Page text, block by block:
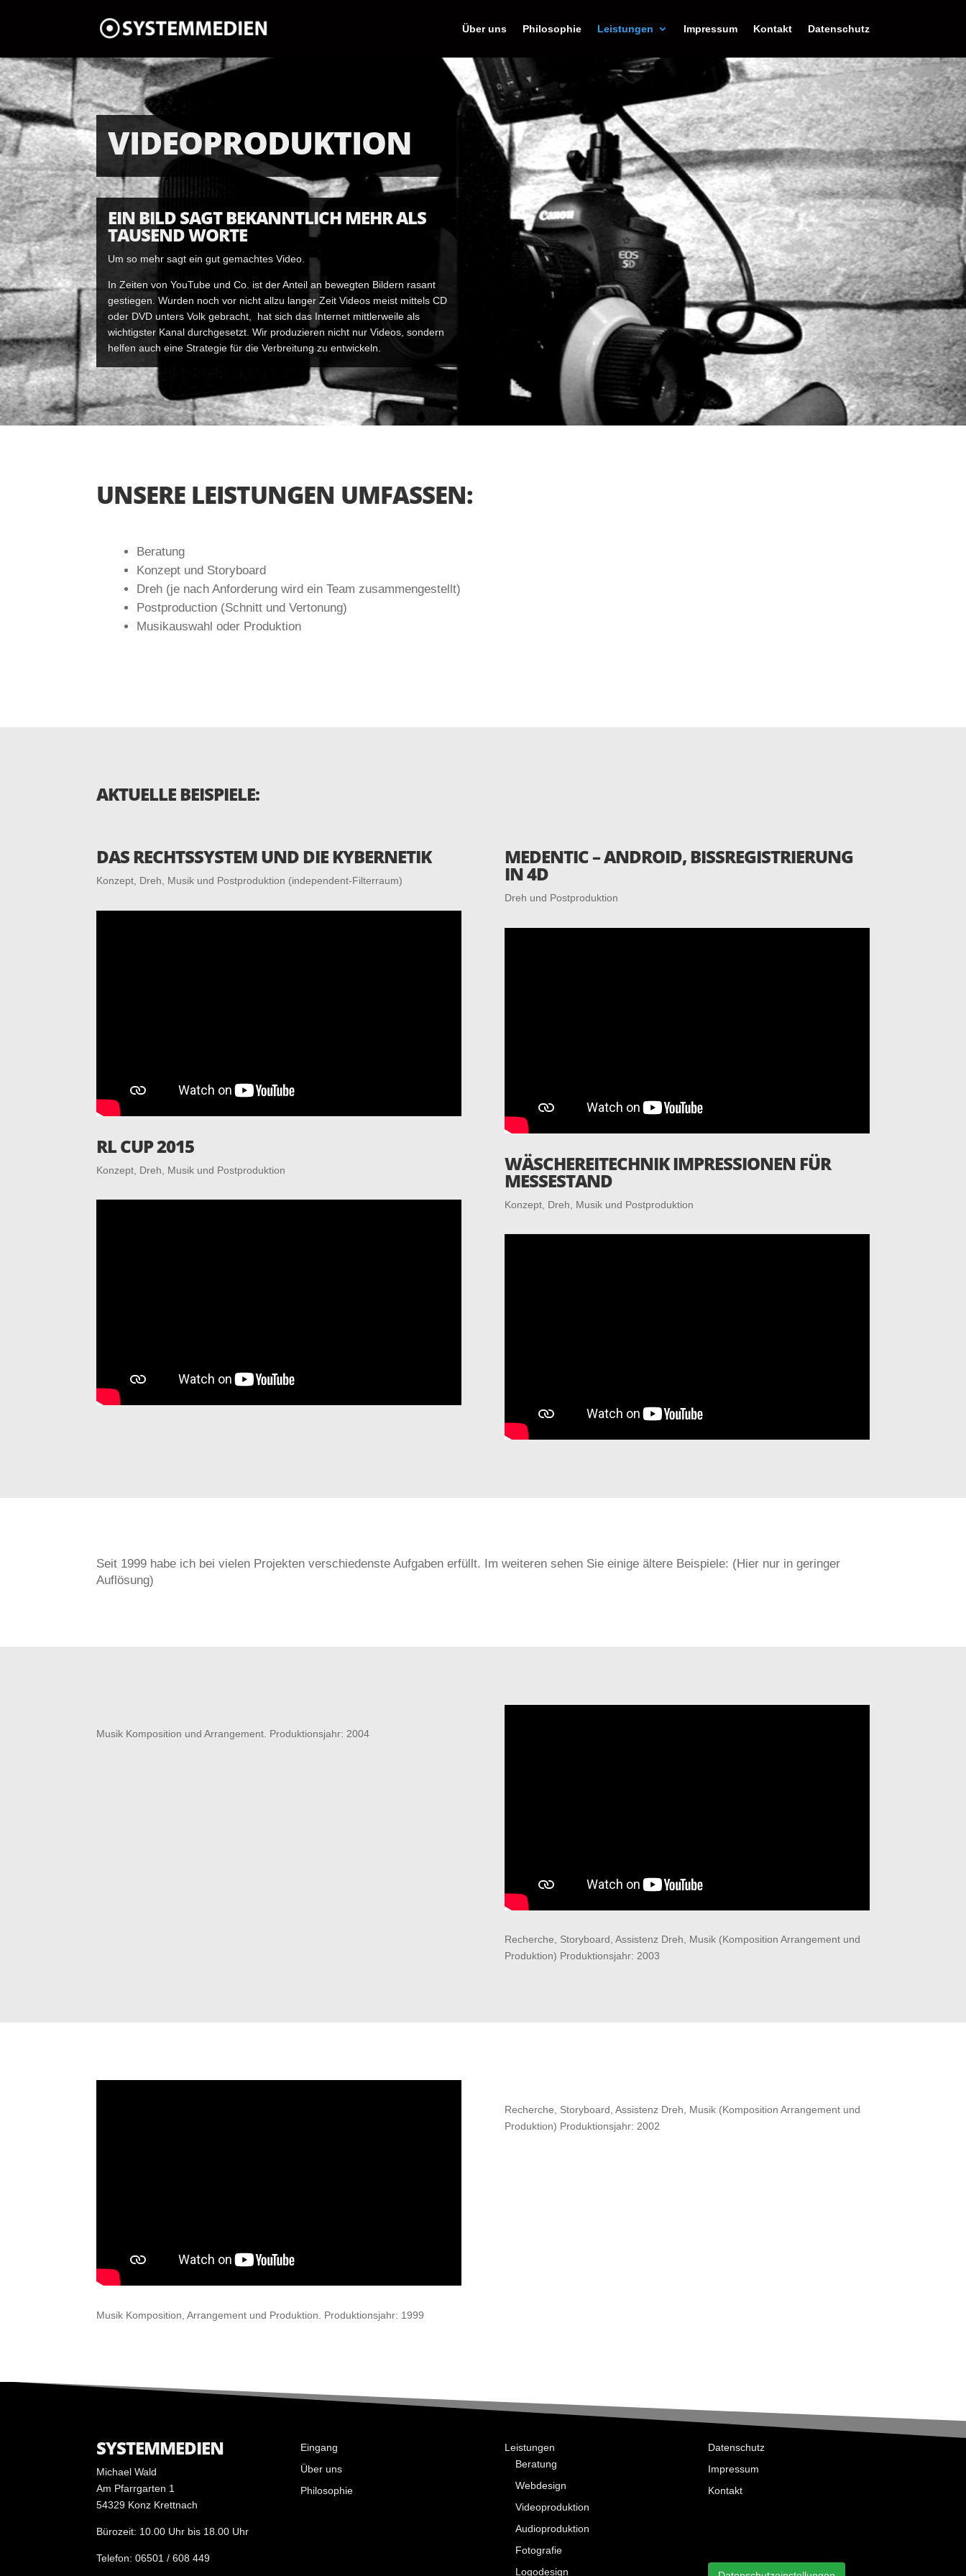
Über uns Philosophie Leistungen Impressum Kontakt Datenschutz
VIDEOPRODUKTION
EIN BILD SAGT BEKANNTLICH MEHR ALS
TAUSEND WORTE
Um so mehr sagt ein gut gemachtes Video.
In Zeiten von YouTube und Co. ist der Anteil an bewegten Bildern rasant
gestiegen. Wurden noch vor nicht allzu langer Zeit Videos meist mittels CD
oder DVD unters Volk gebracht, hat sich das Internet mittlerweile als
wichtigster Kanal durchgesetzt. Wir produzieren nicht nur Videos, sondern
helfen auch eine Strategie für die Verbreitung zu entwickeln.
UNSERE LEISTUNGEN UMFASSEN:
Beratung
Konzept und Storyboard
Dreh (je nach Anforderung wird ein Team zusammengestellt)
Postproduction (Schnitt und Vertonung)
Musikauswahl oder Produktion
AKTUELLE BEISPIELE:
DAS RECHTSSYSTEM UND DIE KYBERNETIK
Kon­zept, Dreh, Musik und Postproduktion (independent-Filterraum)
RL CUP 2015
Kon­zept, Dreh, Musik und Postproduktion
MEDENTIC – ANDROID, BISSREGISTRIERUNG
IN 4D
Dreh und Postproduktion
WÄSCHE­REI­TECH­NIK IMPRES­SIO­NEN FÜR
MESSESTAND
Kon­zept, Dreh, Musik und Postproduktion
Seit 1999 habe ich bei vie­len Pro­jek­ten ver­schie­denste Auf­ga­ben erfüllt. Im weiteren sehen Sie einige ältere Beispiele: (Hier nur in geringer
Auflösung)
Musik Kom­po­si­tion und Arran­ge­ment. Produktionsjahr: 2004
Recher­che, Sto­ry­board, Assis­tenz Dreh, Musik (Kom­po­si­tion Arran­ge­ment und
Produktion) Produktionsjahr: 2003
Musik Kom­po­si­tion, Arran­ge­ment und Produktion. Pro­duk­ti­ons­jahr: 1999
Recher­che, Sto­ry­board, Assis­tenz Dreh, Musik (Kom­po­si­tion Arran­ge­ment und
Produktion) Produktionsjahr: 2002
SYSTEMMEDIEN
Michael Wald
Am Pfarrgarten 1
54329 Konz Krettnach
Bürozeit: 10.00 Uhr bis 18.00 Uhr
Telefon: 06501 / 608 449
Eingang
Über uns
Philosophie
Leistungen
Beratung
Webdesign
Videoproduktion
Audioproduktion
Fotografie
Logodesign
Datenschutz
Impressum
Kontakt